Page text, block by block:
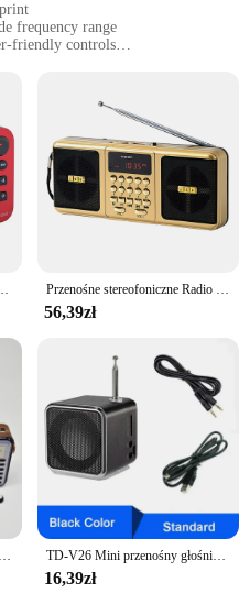
frequency range
friendly controls
of audio entertainment. Its high-
source of news, music, or
it easy to tune into your favorite
convenience and ease of use. Its
and accessories are
to set up a retail store or add
available for sale, making it easy
Bluetooth Obsługa kart TF USB Odtwarzanie muzyki MP3 Odbiornik FM Przenośne stereofoniczne Radio FM głośniki bezprzewodowe USB odtwarzacz kart TF głośnik kompatybilny z Bluetooth z odbiornikiem FM Stereo
56,39zł
Wielofunkcyjne radio słoneczne AM FM Radio krótkofalowe Przenośne radio z głośnikiem Bluetooth m-521bts Radio FM retro TD-V26 Mini przenośny głośnik dźwiękowy Karta TF Radio FM AUX Odtwarzacz muzyczny stereo Głośnik Bluetooth
16,39zł